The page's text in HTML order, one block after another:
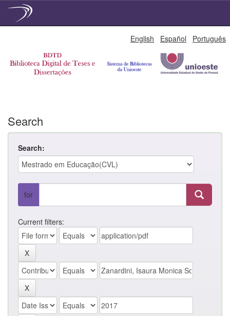
English Español Português
Search
Search:
for
Current filters: